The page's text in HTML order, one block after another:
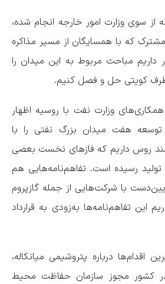
از سوی وزارت امور خارجه انجام شده،
که با همسایگان از مسیر مذاکره
داریم مباحث مربوط به این میدان را
طرف کویتی حل و فصل کنیم.
وزارت نفت با روسیه اظهار
توسعه هفت میدان بزرگ نفتی را با
روس داریم که فازهای نخست بعضی
رسیده است. تفاهم‌نامه‌هایی هم
با شرکت‌هایی از جمله گازپروم
این تفاهم‌نامه‌ها به‌زودی به قرارداد
اقدام‌ها درباره پتروشیمی میانکاله،
کشور مجوز سازمان حفاظت محیط